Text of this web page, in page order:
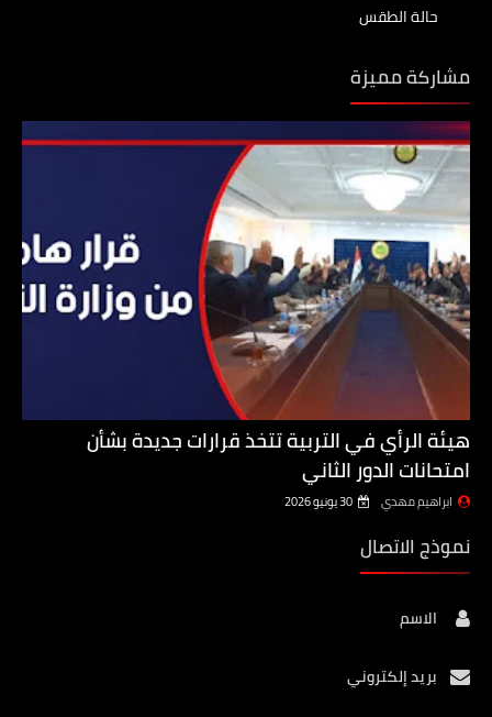
حالة الطقس
مشاركة مميزة
هيئة الرأي في التربية تتخذ قرارات جديدة بشأن
امتحانات الدور الثاني
ابراهيم مهدي 30 يونيو 2026
نموذج الاتصال
الاسم
بريد إلكتروني